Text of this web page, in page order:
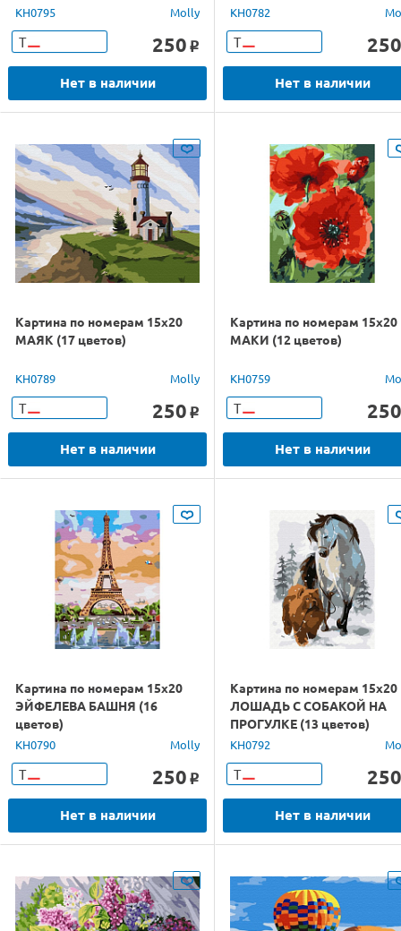
KH0795 Molly
Т 250 o
Нет в наличии
KH0782
Т 250
Нет в наличии
Картина по номерам 15х20
МАЯК (17 цветов)
KH0789 Molly
Т 250 o
Нет в наличии
Картина по номерам 15х20
МАКИ (12 цветов)
KH0759
Т 250
Нет в наличии
Картина по номерам 15х20
ЭЙФЕЛЕВА БАШНЯ (16
цветов)
KH0790 Molly
Т 250 o
Нет в наличии
Картина по номерам 15х20
ЛОШАДЬ С СОБАКОЙ НА
ПРОГУЛКЕ (13 цветов)
KH0792
Т 250
Нет в наличии